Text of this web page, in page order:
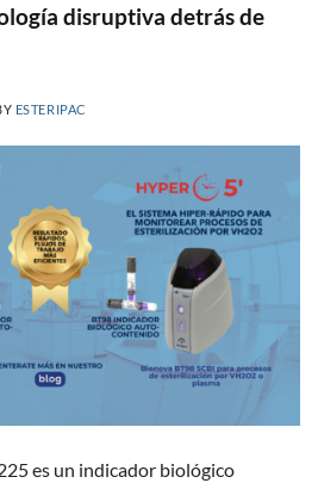
disruptiva detrás de
ESTERIPAC
es un indicador biológico